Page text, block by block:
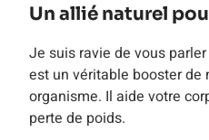
Un allié naturel
Je suis ravie de vous
est un véritable booster
organisme. Il aide votre
perte de poids.